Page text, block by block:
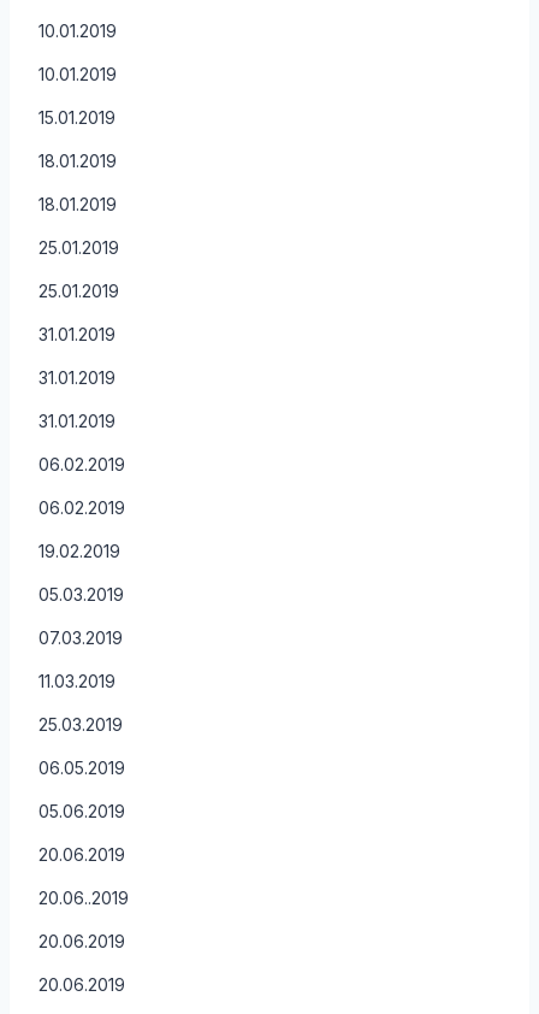
10.01.2019
10.01.2019
15.01.2019
18.01.2019
18.01.2019
25.01.2019
25.01.2019
31.01.2019
31.01.2019
31.01.2019
06.02.2019
06.02.2019
19.02.2019
05.03.2019
07.03.2019
11.03.2019
25.03.2019
06.05.2019
05.06.2019
20.06.2019
20.06..2019
20.06.2019
20.06.2019